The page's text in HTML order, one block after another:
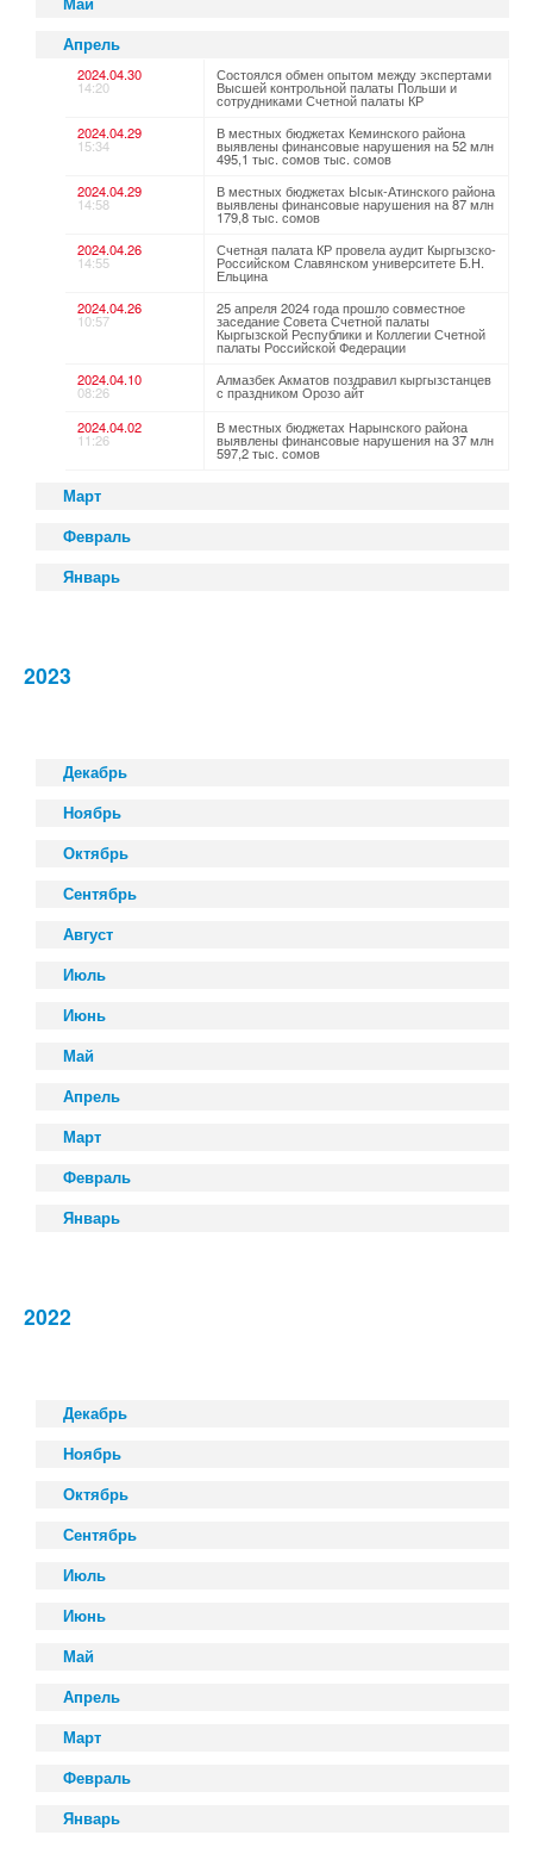
Апрель
2024.04.30
14:20
Состоялся обмен опытом между экспертами
Высшей контрольной палаты Польши и
сотрудниками Счетной палаты КР
2024.04.29
15:34
В местных бюджетах Кеминского района
выявлены финансовые нарушения на 52 млн
495,1 тыс. сомов тыс. сомов
2024.04.29
14:58
В местных бюджетах Ысык-Атинского района
выявлены финансовые нарушения на 87 млн
179,8 тыс. сомов
2024.04.26
14:55
Счетная палата КР провела аудит Кыргызско-
Российском Славянском университете Б.Н.
Ельцина
2024.04.26
10:57
25 апреля 2024 года прошло совместное
заседание Совета Счетной палаты
Кыргызской Республики и Коллегии Счетной
палаты Российской Федерации
2024.04.10
08:26
Алмазбек Акматов поздравил кыргызстанцев
с праздником Орозо айт
2024.04.02
11:26
В местных бюджетах Нарынского района
выявлены финансовые нарушения на 37 млн
597,2 тыс. сомов
Март
Февраль
Январь
2023
Декабрь
Ноябрь
Октябрь
Сентябрь
Август
Июль
Июнь
Май
Апрель
Март
Февраль
Январь
2022
Декабрь
Ноябрь
Октябрь
Сентябрь
Июль
Июнь
Май
Апрель
Март
Февраль
Январь